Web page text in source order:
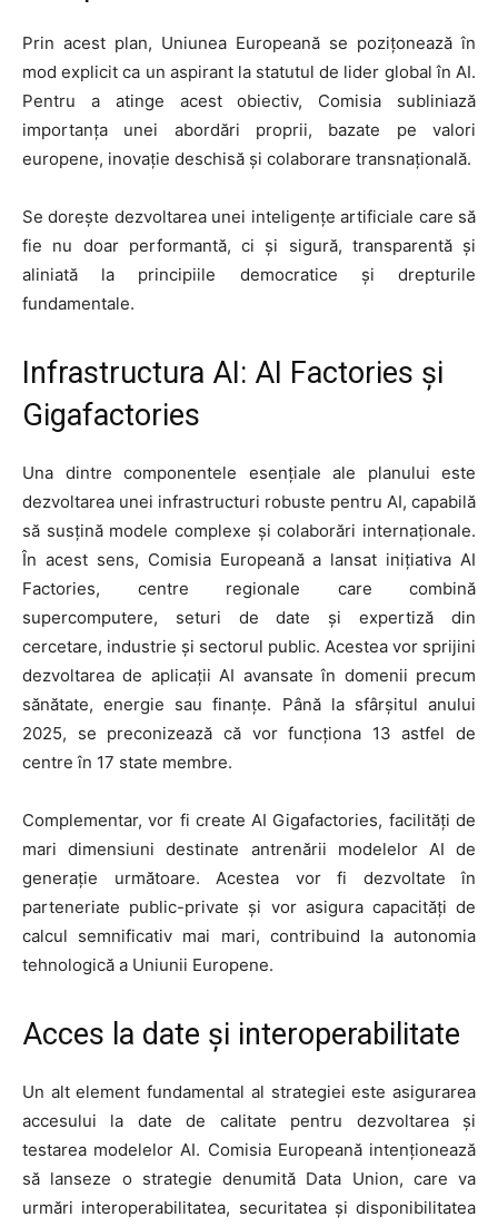
Prin acest plan, Uniunea Europeană se pozițonează în
mod explicit ca un aspirant la statutul de lider global în AI.
Pentru a atinge acest obiectiv, Comisia subliniază
importanța unei abordări proprii, bazate pe valori
europene, inovație deschisă și colaborare transnațională.
Se dorește dezvoltarea unei inteligențe artificiale care să
fie nu doar performantă, ci și sigură, transparentă și
aliniată la principiile democratice și drepturile
fundamentale.
Infrastructura AI: AI Factories și
Gigafactories
Una dintre componentele esențiale ale planului este
dezvoltarea unei infrastructuri robuste pentru AI, capabilă
să susțină modele complexe și colaborări internaționale.
În acest sens, Comisia Europeană a lansat inițiativa AI
Factories, centre regionale care combină
supercomputere, seturi de date și expertiză din
cercetare, industrie și sectorul public. Acestea vor sprijini
dezvoltarea de aplicații AI avansate în domenii precum
sănătate, energie sau finanțe. Până la sfârșitul anului
2025, se preconizează că vor funcționa 13 astfel de
centre în 17 state membre.
Complementar, vor fi create AI Gigafactories, facilități de
mari dimensiuni destinate antrenării modelelor AI de
generație următoare. Acestea vor fi dezvoltate în
parteneriate public-private și vor asigura capacități de
calcul semnificativ mai mari, contribuind la autonomia
tehnologică a Uniunii Europene.
Acces la date și interoperabilitate
Un alt element fundamental al strategiei este asigurarea
accesului la date de calitate pentru dezvoltarea și
testarea modelelor AI. Comisia Europeană intenționează
să lanseze o strategie denumită Data Union, care va
urmări interoperabilitatea, securitatea și disponibilitatea